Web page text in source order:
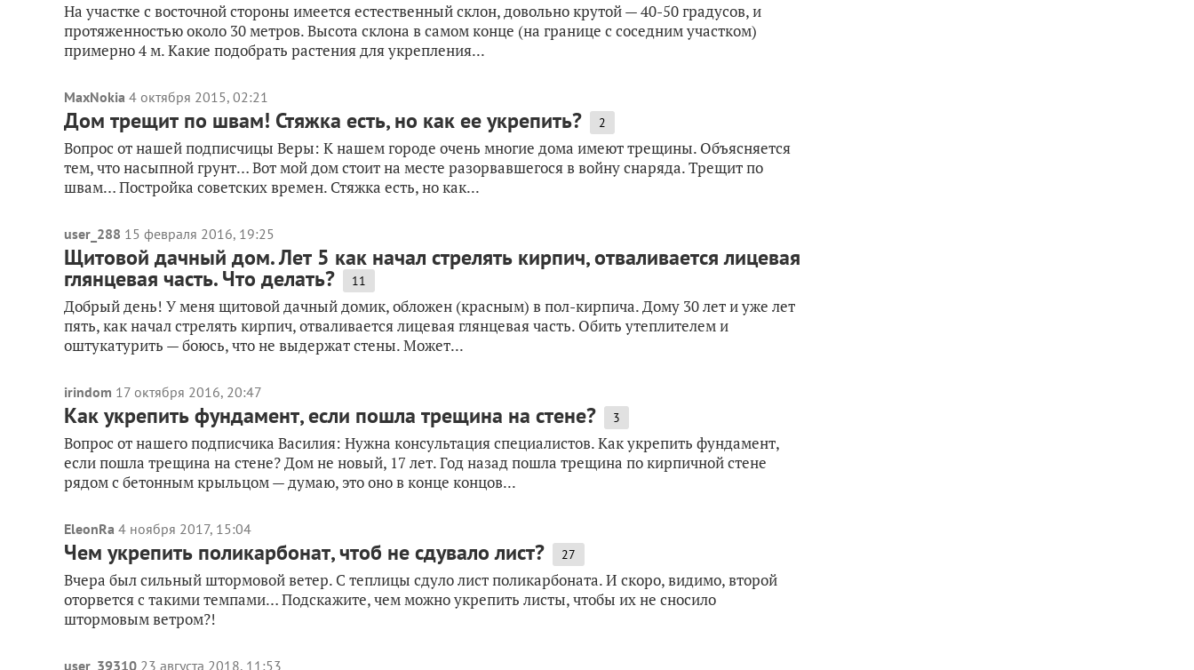
На участке с восточной стороны имеется естественный склон, довольно крутой — 40-50 градусов, и
протяженностью около 30 метров. Высота склона в самом конце (на границе с соседним участком)
примерно 4 м. Какие подобрать растения для укрепления...
MaxNokia 4 октября 2015, 02:21
Дом трещит по швам! Стяжка есть, но как ее укрепить? 2
Вопрос от нашей подписчицы Веры: К нашем городе очень многие дома имеют трещины. Объясняется
тем, что насыпной грунт… Вот мой дом стоит на месте разорвавшегося в войну снаряда. Трещит по
швам… Постройка советских времен. Стяжка есть, но как...
user_288 15 февраля 2016, 19:25
Щитовой дачный дом. Лет 5 как начал стрелять кирпич, отваливается лицевая
глянцевая часть. Что делать? 11
Добрый день! У меня щитовой дачный домик, обложен (красным) в пол-кирпича. Дому 30 лет и уже лет
пять, как начал стрелять кирпич, отваливается лицевая глянцевая часть. Обить утеплителем и
оштукатурить — боюсь, что не выдержат стены. Может...
irindom 17 октября 2016, 20:47
Как укрепить фундамент, если пошла трещина на стене? 3
Вопрос от нашего подписчика Василия: Нужна консультация специалистов. Как укрепить фундамент,
если пошла трещина на стене? Дом не новый, 17 лет. Год назад пошла трещина по кирпичной стене
рядом с бетонным крыльцом — думаю, это оно в конце концов...
EleonRa 4 ноября 2017, 15:04
Чем укрепить поликарбонат, чтоб не сдувало лист? 27
Вчера был сильный штормовой ветер. С теплицы сдуло лист поликарбоната. И скоро, видимо, второй
оторвется с такими темпами… Подскажите, чем можно укрепить листы, чтобы их не сносило
штормовым ветром?!
user_39310 23 августа 2018, 11:53